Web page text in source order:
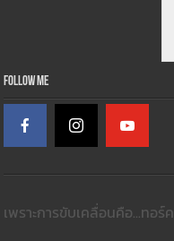
Follow Me
เพราะการขับเคลื่อนคือ...ทอร์ค